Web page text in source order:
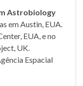
Astrobiology
em Austin, EUA.
EUA, e no
UK.
Espacial